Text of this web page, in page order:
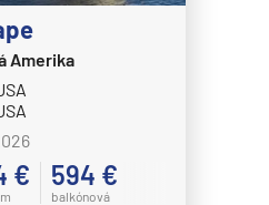
Amerika
€ 594 €
balkónová